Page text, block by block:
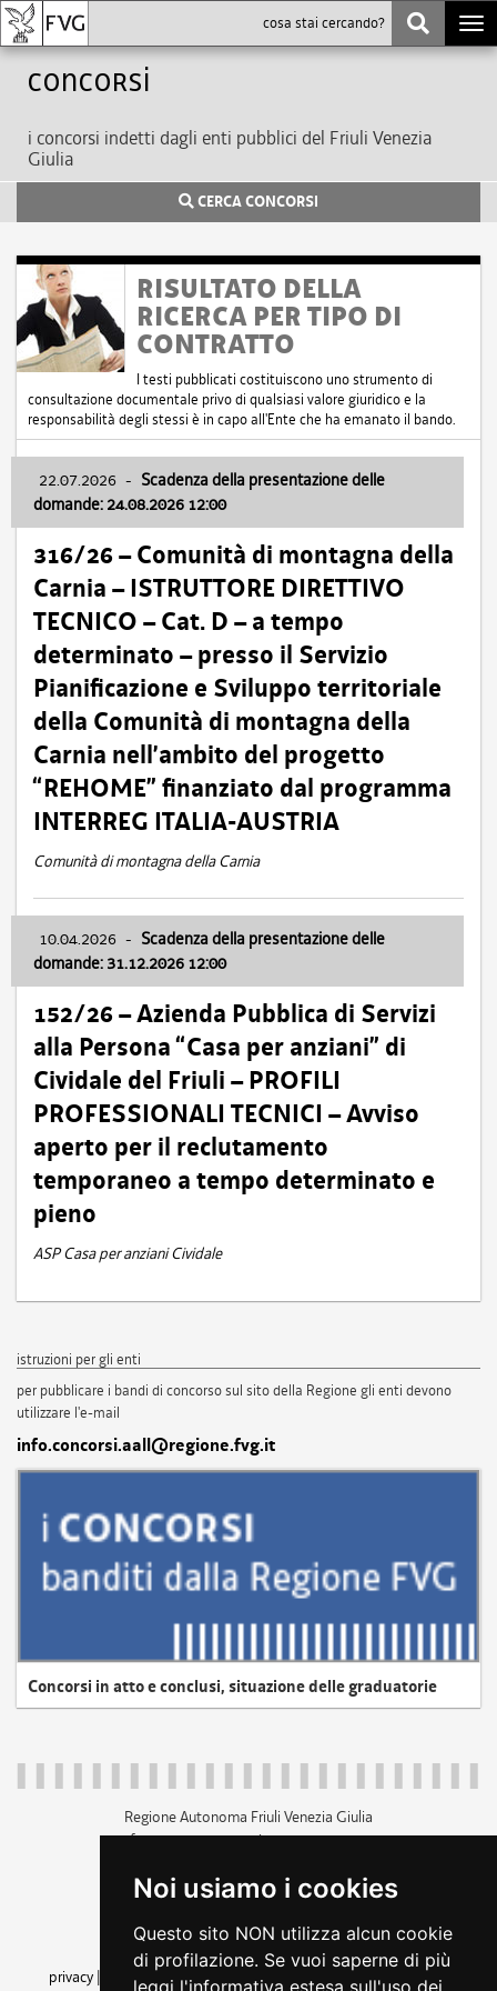
Noi usiamo i cookies
Questo sito NON utilizza alcun cookie
di profilazione. Se vuoi saperne di più
leggi l'informativa estesa sull'uso dei
Concorsi
i concorsi indetti dagli enti pubblici del Friuli Venezia
Giulia
CERCA CONCORSI
RISULTATO DELLA
RICERCA PER TIPO DI
CONTRATTO
I testi pubblicati costituiscono uno strumento di
consultazione documentale privo di qualsiasi valore giuridico e la
responsabilità degli stessi è in capo all'Ente che ha emanato il bando.
22.07.2026 - Scadenza della presentazione delle
domande: 24.08.2026 12:00
316/26 – Comunità di montagna della
Carnia – ISTRUTTORE DIRETTIVO
TECNICO – Cat. D – a tempo
determinato – presso il Servizio
Pianificazione e Sviluppo territoriale
della Comunità di montagna della
Carnia nell’ambito del progetto
“REHOME” finanziato dal programma
INTERREG ITALIA-AUSTRIA
Comunità di montagna della Carnia
10.04.2026 - Scadenza della presentazione delle
domande: 31.12.2026 12:00
152/26 – Azienda Pubblica di Servizi
alla Persona “Casa per anziani” di
Cividale del Friuli – PROFILI
PROFESSIONALI TECNICI – Avviso
aperto per il reclutamento
temporaneo a tempo determinato e
pieno
ASP Casa per anziani Cividale
istruzioni per gli enti
per pubblicare i bandi di concorso sul sito della Regione gli enti devono
utilizzare l'e-mail
info.concorsi.aall@regione.fvg.it
Concorsi in atto e conclusi, situazione delle graduatorie
Regione Autonoma Friuli Venezia Giulia
c.f. 80014930327; p.iva 00526040324
+39 040 3771111
amministrazione trasparente
privacy
cookie |note legali accessibilità
dichiarazione di